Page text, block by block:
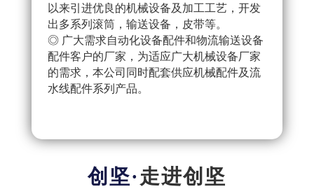
以来引进优良的机械设备及加工工艺，开发
出多系列滚筒，输送设备，皮带等。
◎ 广大需求自动化设备配件和物流输送设备
配件客户的厂家，为适应广大机械设备厂家
的需求，本公司同时配套供应机械配件及流
水线配件系列产品。
走进创坚